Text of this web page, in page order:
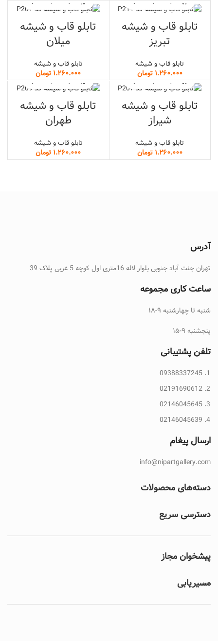
تابلو قاب و شیشه
تبریز
تابلو قاب و شیشه
تومان
تابلو قاب و شیشه
میلان
تابلو قاب و شیشه
تومان
تابلو قاب و شیشه
شیراز
تابلو قاب و شیشه
تومان
تابلو قاب و شیشه
طهران
تابلو قاب و شیشه
تومان
آدرس
تهران جنت آباد جنوبی بلوار لاله 16متری اول کوچه 5 غربی پلاک 39
ساعت کاری مجموعه
شنبه تا چهارشنبه ۹-۱۸
پنجشنبه ۹-۱۵
تلفن پشتیبانی
09388337245
02191690612
02146045645
02146045639
ارسال پیغام
info@nipartgallery.com
دسته‌های محصولات
دسترسی سریع
پیشخوان مجاز
مسیریابی